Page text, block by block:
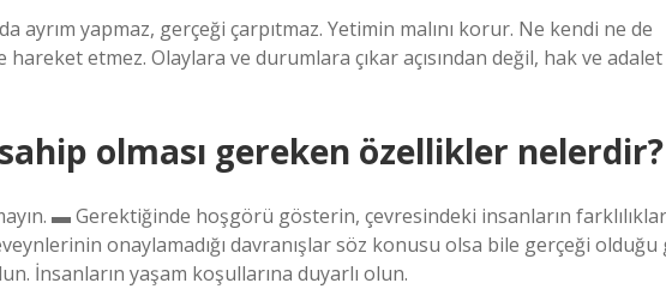
ayrım yapmaz, gerçeği çarpıtmaz. Yetimin malını korur. Ne kendi ne de
etmez. Olaylara ve durumlara çıkar açısından değil, hak ve adalet
olması gereken özellikler nelerdir?
▬ Gerektiğinde hoşgörü gösterin, çevresindeki insanların
onaylamadığı davranışlar söz konusu olsa bile gerçeği olduğu
İnsanların yaşam koşullarına duyarlı olun.